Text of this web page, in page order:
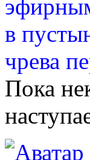
в
чрева
Пока